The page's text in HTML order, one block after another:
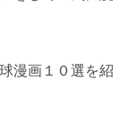
漫画１０選を紹